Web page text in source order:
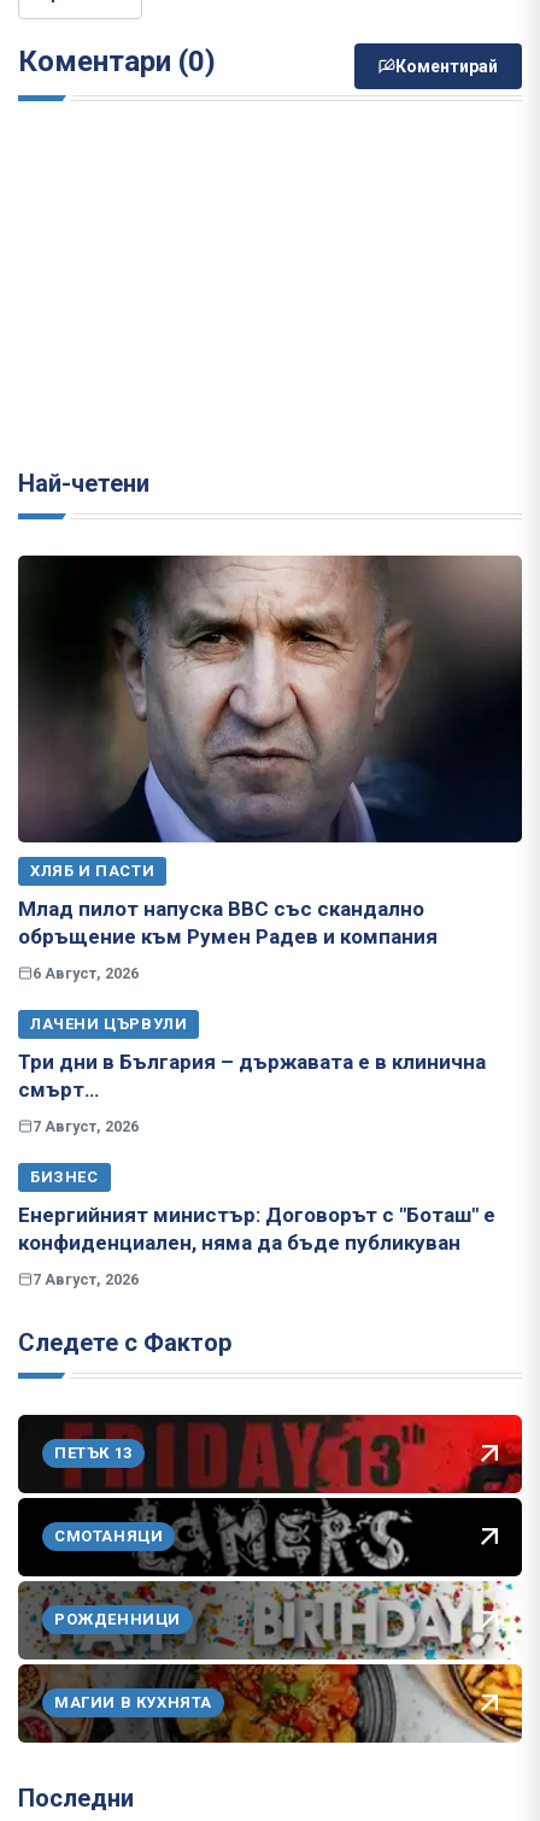
Коментари (0) Коментирай
Най-четени
ХЛЯБ И ПАСТИ
Млад пилот напуска ВВС със скандално
обръщение към Румен Радев и компания
6 Август, 2026
ЛАЧЕНИ ЦЪРВУЛИ
Три дни в България – държавата е в клинична
смърт…
7 Август, 2026
БИЗНЕС
Енергийният министър: Договорът с "Боташ" е
конфиденциален, няма да бъде публикуван
7 Август, 2026
Следете с Фактор
ПЕТЪК 13
СМОТАНЯЦИ
РОЖДЕННИЦИ
МАГИИ В КУХНЯТА
Последни